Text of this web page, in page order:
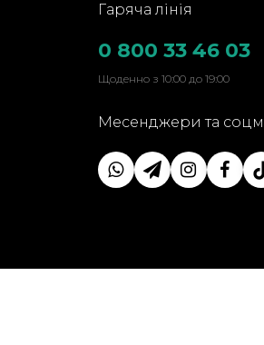
Гаряча лінія
0 800 33 46 03
Щоденно з 10:00 до 19:00
Месенджери та